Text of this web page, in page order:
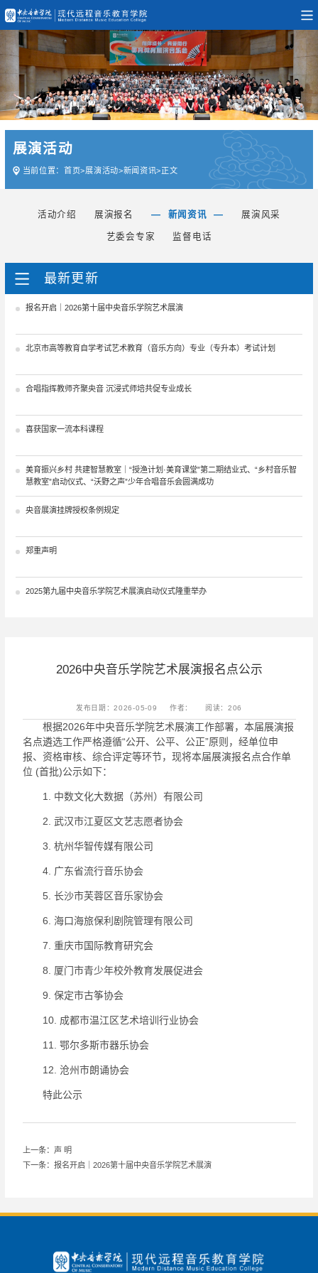
展演活动
当前位置： 首页>展演活动>新闻资讯>正文
活动介绍 展演报名 新闻资讯 展演风采
艺委会专家 监督电话
最新更新
报名开启｜2026第十届中央音乐学院艺术展演
北京市高等教育自学考试艺术教育（音乐方向）专业（专升本）考试计划
合唱指挥教师齐聚央音 沉浸式师培共促专业成长
喜获国家一流本科课程
美育振兴乡村 共建智慧教室｜“授渔计划·美育课堂”第二期结业式、“乡村音乐智
慧教室”启动仪式、“沃野之声”少年合唱音乐会圆满成功
央音展演挂牌授权条例规定
郑重声明
2025第九届中央音乐学院艺术展演启动仪式隆重举办
2026中央音乐学院艺术展演报名点公示
发布日期：2026-05-09 作者： 阅读： 206
根据2026年中央音乐学院艺术展演工作部署，本届展演报
名点遴选工作严格遵循“公开、公平、公正”原则，经单位申
报、资格审核、综合评定等环节，现将本届展演报名点合作单
位 (首批)公示如下：
1. 中数文化大数据（苏州）有限公司
2. 武汉市江夏区文艺志愿者协会
3. 杭州华智传媒有限公司
4. 广东省流行音乐协会
5. 长沙市芙蓉区音乐家协会
6. 海口海旅保利剧院管理有限公司
7. 重庆市国际教育研究会
8. 厦门市青少年校外教育发展促进会
9. 保定市古筝协会
10. 成都市温江区艺术培训行业协会
11. 鄂尔多斯市器乐协会
12. 沧州市朗诵协会
特此公示
上一条：声 明
下一条：报名开启｜2026第十届中央音乐学院艺术展演